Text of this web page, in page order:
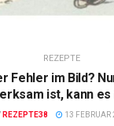
REZEPTE
Fehler im Bild?
ist, kann es
REZEPTE38 13 FEBRUAR